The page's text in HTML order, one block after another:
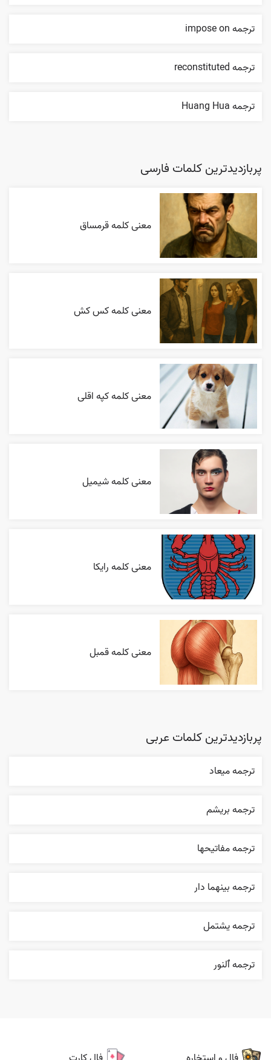
ترجمه impose on
ترجمه reconstituted
ترجمه Huang Hua
پربازدیدترین کلمات فارسی
معنی کلمه قرمساق
معنی کلمه کس کش
معنی کلمه کپه اقلی
معنی کلمه شیمیل
معنی کلمه رایکا
معنی کلمه قمبل
پربازدیدترین کلمات عربی
ترجمه ميعاد
ترجمه بریشم
ترجمه مفاتيحها
ترجمه بينهما دار
ترجمه يشتمل
ترجمه ٱلنور